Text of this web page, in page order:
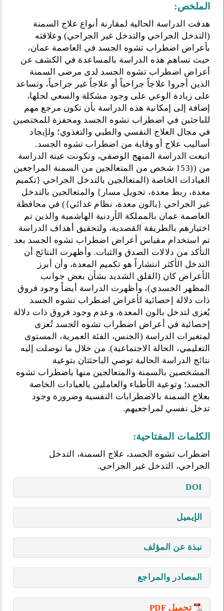
الملخص:
هدفت الدراسة الحالية لمقارنة أنواع علاج السمنة
(التدخل الجراحي والتدخل غير الجراحي) وعلاقته
بأعراض اضطراب تشوه الجسد في العاصمة عمان،
حيث تساهم هذه الدراسة بالمساعدة في الكشف عن
أعراض اضطراب تشوه الجسد لدى مرضى السمنة
الذين أجروا علاجاً جراحياً أو علاجاً غير جراحياً، وتساعد
على زيادة الوعي على وجود مشكلة والسعي لحلها،
إضافة إلى إمكانية هذه الدراسة بأن تكون مرجع مهم
للباحثين في اضطراب تشوه الجسد ومحفزة للمختصين
في مجال العلاج النفسي والطبي والتغذوي؛ ولإيجاد
أساليب علاج أو وقاية من اضطراب تشوه الجسد.
اتبعت الدراسة المنهج الوصفي، وتكونت عينة الدراسة
من ((153 شخص من المتعالجين من السمنة المراجعين
العيادات الخاصة (المتعالجين بالتدخل الجراحي {تكميم
معدة، ربط معدة، تحويل مسار} والمتعالجين بالتدخل
غير الجراحي {بالون معدة، نظام غذائي}) في محافظة
العاصمة عمان بالمملكة الأردنية الهاشمية والذين تم
اختيارهم بالطريقة القصدية، ولتحقيق أهداف الدراسة
تم استخدام مقياس أعراض اضطراب تشوه الجسد بعد
التأكد من دلالات الصدق والثبات. وأظهرت النتائج أن
التدخل الأكثر انتشاراً هو تكميم المعدة، وأن أبرز
الأعراض كان (القلق الشديد بشأن بعض جوانب
المظهر الجسدي)، وأظهرت الدراسة أيضاً وجود فروق
ذات دلالة إحصائية لأعراض اضطراب تشوه الجسد
يُعزى لتدخل بالون المعدة، وعدم وجود فروق ذات دلالة
إحصائية في أعراض اضطراب تشوه الجسد تُعزى
لمتغيرات الدراسة (الجنس، الفئة العمرية، المستوى
التعليمي، الحالة الاجتماعية). من خلال ما توصلت إليه
نتائج الدراسة الحالية توصي الباحثتان بتوعية
المشخصين بالسمنة والمتعالجين منها باضطراب تشوه
الجسد؛ وتوعية الأطباء والعاملين بالعيادات الخاصة
بعلاج السمنة بالاضطرابات النفسية وضرورة وجود
تدخل نفسي لمراجعيهم.
الكلمات المفتاحية:
اضطراب تشوه الجسد، علاج السمنة، التدخل
الجراحي، التدخل غير الجراحي.
DOI
الإيميل
نبذة عن المؤلف
المصادر والمراجع
تحميل PDF